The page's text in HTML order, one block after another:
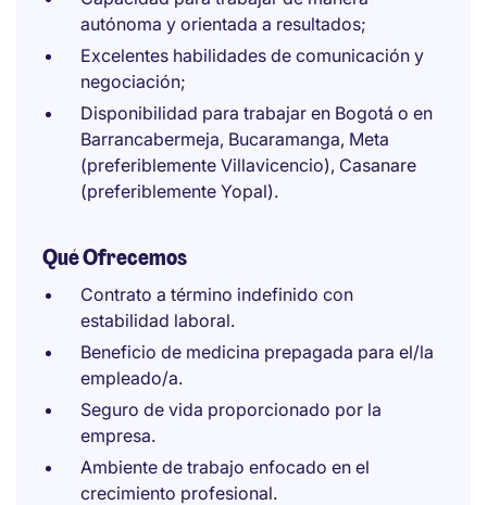
autónoma y orientada a resultados;
Excelentes habilidades de comunicación y
negociación;
Disponibilidad para trabajar en Bogotá o en
Barrancabermeja, Bucaramanga, Meta
(preferiblemente Villavicencio), Casanare
(preferiblemente Yopal).
Qué Ofrecemos
Contrato a término indefinido con
estabilidad laboral.
Beneficio de medicina prepagada para el/la
empleado/a.
Seguro de vida proporcionado por la
empresa.
Ambiente de trabajo enfocado en el
crecimiento profesional.